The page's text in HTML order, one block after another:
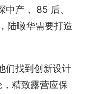
产， 85 后、
陆暾华需要打造
们找到创新设计
精致露营应保